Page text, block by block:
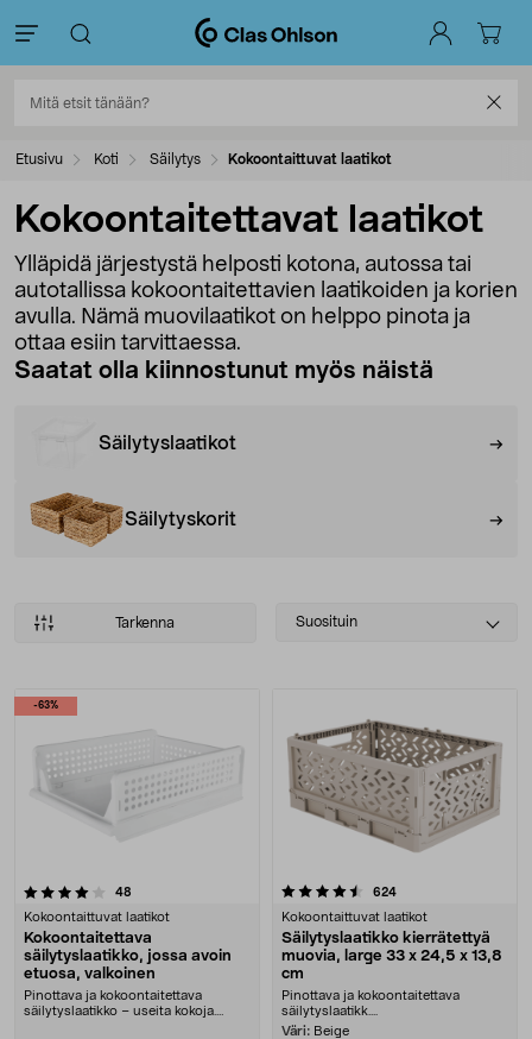
Etusivu Koti Säilytys Kokoontaittuvat laatikot
Kokoontaitettavat laatikot
Ylläpidä järjestystä helposti kotona, autossa tai
autotallissa kokoontaitettavien laatikoiden ja korien
avulla. Nämä muovilaatikot on helppo pinota ja
ottaa esiin tarvittaessa.
Saatat olla kiinnostunut myös näistä
Säilytyslaatikot
Säilytyskorit
Tarkenna
Select
Suosituin
Tuotteet
-63%
48
Kokoontaittuvat laatikot
Kokoontaitettava
säilytyslaatikko, jossa avoin
etuosa, valkoinen
Pinottava ja kokoontaitettava
säilytyslaatikko – useita kokoja.
4.5 viidestä tähdestä 624arvostelut
Kokoontaittuvat laatikot
Säilytyslaatikko kierrätettyä
muovia, large 33 x 24,5 x 13,8
cm
Pinottava ja kokoontaitettava
säilytyslaatikk....
Väri: Beige